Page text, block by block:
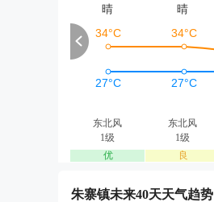
晴
东北风
1级
优
晴
东北风
1级
良
朱寨镇未来40天天气趋势